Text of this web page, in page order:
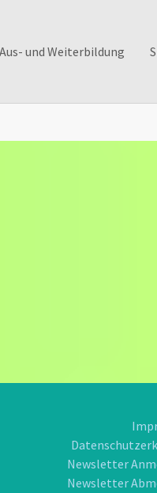
Aus- und Weiterbildung
Newsletter
Newsletter